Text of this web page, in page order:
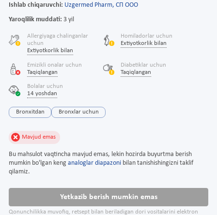
Ishlab chiqaruvchi: Uzgermed Pharm, СП ООО
Yaroqlilik muddati: 3 yil
Allergiyaga chalinganlar
uchun
Extiyotkorlik bilan
Homiladorlar uchun
Extiyotkorlik bilan
Emizikli onalar uchun
Taqiqlangan
Diabetiklar uchun
Taqiqlangan
Bolalar uchun
14 yoshdan
Bronxitdan Bronxlar uchun
Mavjud emas
Bu mahsulot vaqtincha mavjud emas, lekin hozirda buyurtma berish
mumkin bo'lgan keng analoglar diapazoni bilan tanishishingizni taklif
qilamiz.
Yetkazib berish mumkin emas
Qonunchilikka muvofiq, retsept bilan beriladigan dori vositalarini elektron